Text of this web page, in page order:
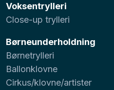
Voksentrylleri
Close-up trylleri
Børneunderholdning
Børnetrylleri
Ballonklovne
Cirkus/klovne/artister